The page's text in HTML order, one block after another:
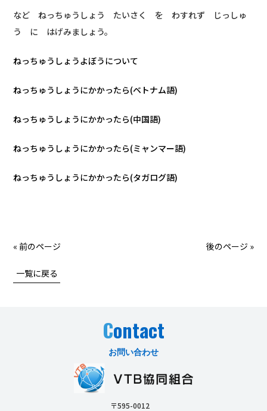
など ねっちゅうしょう たいさく を わすれず じっしゅ
う に はげみましょう。
ねっちゅうしょうよぼうについて
ねっちゅうしょうにかかったら(ベトナム語)
ねっちゅうしょうにかかったら(中国語)
ねっちゅうしょうにかかったら(ミャンマー語)
ねっちゅうしょうにかかったら(タガログ語)
« 前のページ 後のページ »
一覧に戻る
Contact
お問い合わせ
〒595-0012